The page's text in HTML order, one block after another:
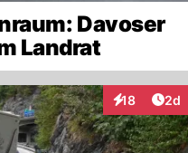
Davoser
Landrat
18
Interaktionen
2d